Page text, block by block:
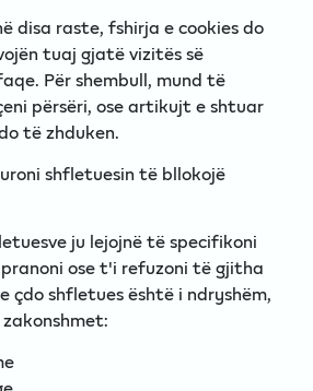
disa raste, fshirja e cookies do
tuaj gjatë vizitës së
Për shembull, mund të
përsëri, ose artikujt e shtuar
të zhduken.
shfletuesin të bllokojë
ju lejojnë të specifikoni
ose t'i refuzoni të gjitha
çdo shfletues është i ndryshëm,